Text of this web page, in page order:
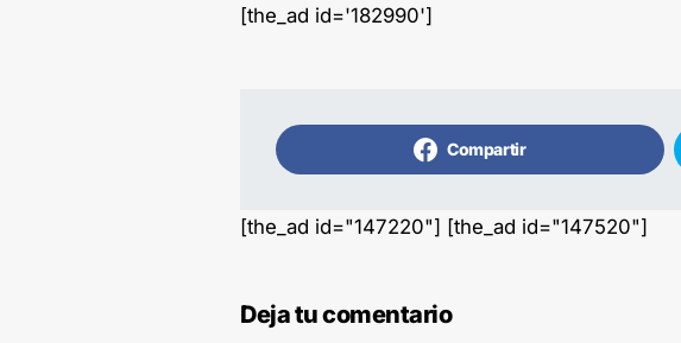
[the_ad id='182990']
Compartir
[the_ad id="147220"] [the_ad id="147520"]
Deja tu comentario